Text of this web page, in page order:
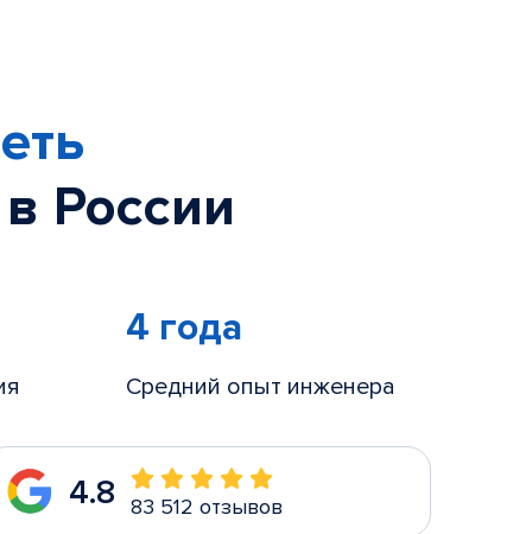
России
4 года
Средний опыт инженера
4.8 83 512 отзывов